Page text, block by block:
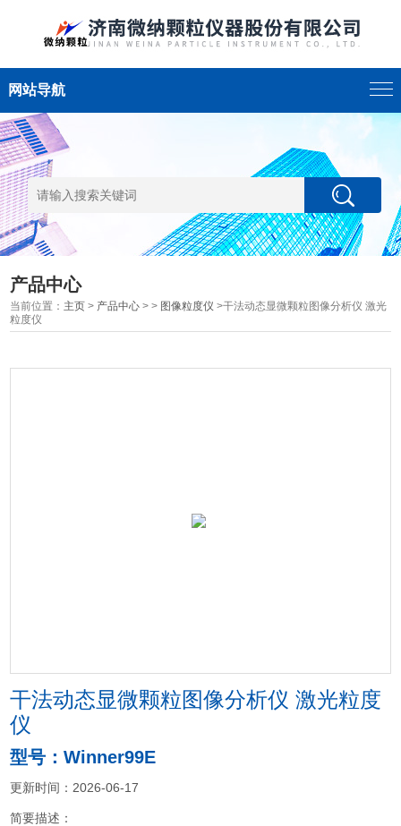
网站导航
产品中心
当前位置： 主页 > 产品中心 > > 图像粒度仪 >干法动态显微颗粒图像分析仪 激光
粒度仪
干法动态显微颗粒图像分析仪 激光粒度
仪
型号：Winner99E
更新时间：2026-06-17
简要描述：